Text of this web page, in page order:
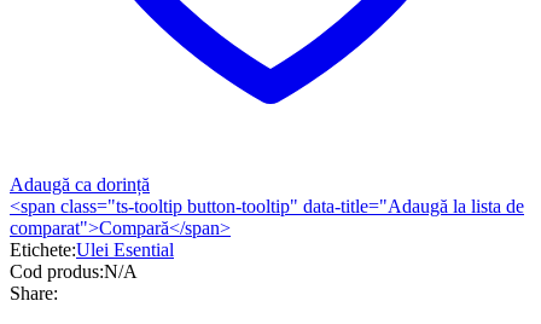
Adaugă ca dorință
<span class="ts-tooltip button-tooltip" data-title="Adaugă la lista de
comparat">Compară</span>
Etichete:Ulei Esential
Cod produs:N/A
Share: